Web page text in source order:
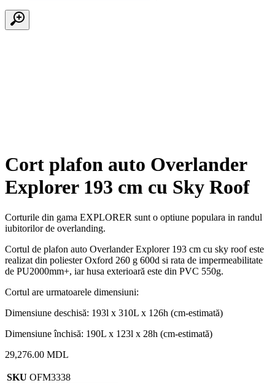
Cort plafon auto Overlander
Explorer 193 cm cu Sky Roof
Corturile din gama EXPLORER sunt o optiune populara in randul
iubitorilor de overlanding.
Cortul de plafon auto Overlander Explorer 193 cm cu sky roof este
realizat din poliester Oxford 260 g 600d si rata de impermeabilitate
de PU2000mm+, iar husa exterioară este din PVC 550g.
Cortul are urmatoarele dimensiuni:
Dimensiune deschisă: 193l x 310L x 126h (cm-estimată)
Dimensiune închisă: 190L x 123l x 28h (cm-estimată)
29,276.00 MDL
SKU OFM3338